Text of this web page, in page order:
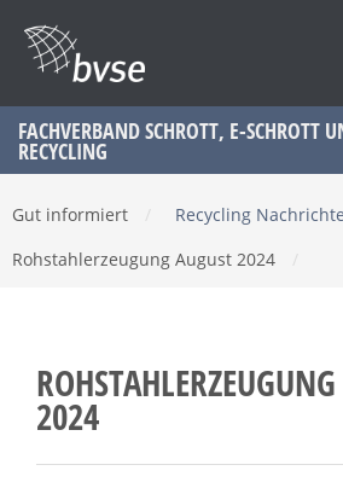
FACHVERBAND SCHROTT, E-SCHROTT
RECYCLING
Gut informiert Recycling
Rohstahlerzeugung August 2024
2024